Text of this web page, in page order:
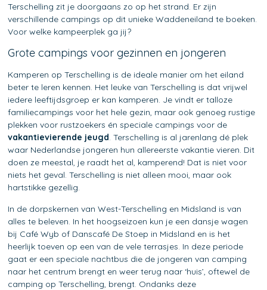
Terschelling zit je doorgaans zo op het strand. Er zijn
verschillende campings op dit unieke Waddeneiland te boeken.
Voor welke kampeerplek ga jij?
Grote campings voor gezinnen en jongeren
Kamperen op Terschelling is de ideale manier om het eiland
beter te leren kennen. Het leuke van Terschelling is dat vrijwel
iedere leeftijdsgroep er kan kamperen. Je vindt er talloze
familiecampings voor het hele gezin, maar ook genoeg rustige
plekken voor rustzoekers én speciale campings voor de
vakantievierende jeugd. Terschelling is al jarenlang dé plek
waar Nederlandse jongeren hun allereerste vakantie vieren. Dit
doen ze meestal, je raadt het al, kamperend! Dat is niet voor
niets het geval. Terschelling is niet alleen mooi, maar ook
hartstikke gezellig.
In de dorpskernen van West-Terschelling en Midsland is van
alles te beleven. In het hoogseizoen kun je een dansje wagen
bij Café Wyb of Danscafé De Stoep in Midsland en is het
heerlijk toeven op een van de vele terrasjes. In deze periode
gaat er een speciale nachtbus die de jongeren van camping
naar het centrum brengt en weer terug naar ‘huis’, oftewel de
camping op Terschelling, brengt. Ondanks deze